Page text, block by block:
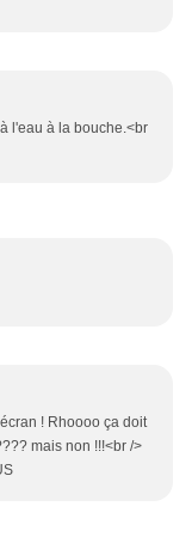
l'eau à la bouche.<br
! Rhoooo ça doit
mais non !!!<br />